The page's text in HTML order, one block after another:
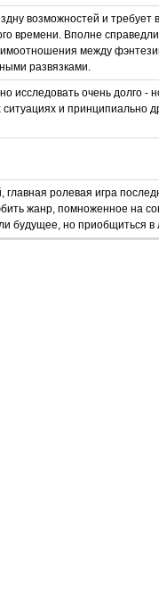
возможностей и требует
времени. Вполне
между
развязками.
исследовать очень долго -
и принципиально
главная ролевая игра
жанр, помноженное на
будущее, но приобщиться в